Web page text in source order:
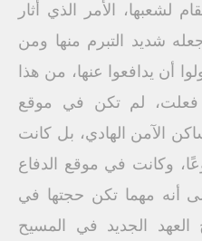
لشعبها، الأمر الذي أثار
شديد التبرم منها ومن
أن يدافعوا عنها، من هذا
فعلت، لم تكن في موقع
الآمن الهادي، بل كانت
وكانت في موقع الدفاع
أنه مهما تكن حجتها في
الجديد في المسيح